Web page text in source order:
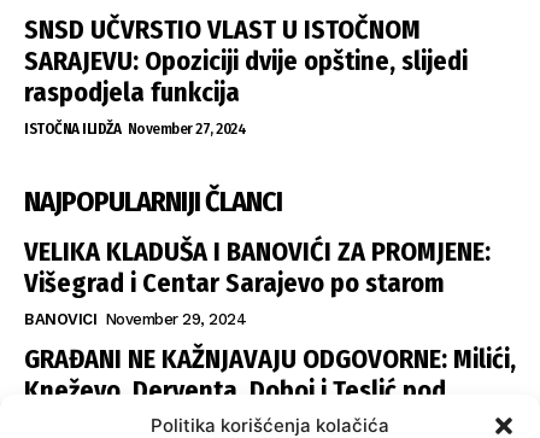
Politika korišćenja kolačića
SNSD UČVRSTIO VLAST U ISTOČNOM
SARAJEVU: Opoziciji dvije opštine, slijedi
raspodjela funkcija
ISTOČNA ILIDŽA November 27, 2024
NAJPOPULARNIJI ČLANCI
VELIKA KLADUŠA I BANOVIĆI ZA PROMJENE:
Višegrad i Centar Sarajevo po starom
BANOVICI November 29, 2024
GRAĐANI NE KAŽNJAVAJU ODGOVORNE: Milići,
Kneževo, Derventa, Doboj i Teslić pod
šapom istih stranaka